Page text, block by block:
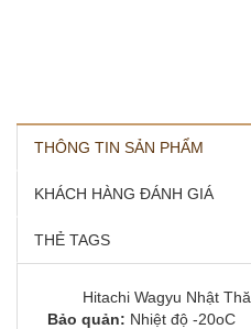
THÔNG TIN SẢN PHẨM
KHÁCH HÀNG ĐÁNH GIÁ
THẺ TAGS
Hitachi Wagyu Nhật
Bảo quản: Nhiệt độ -20oC